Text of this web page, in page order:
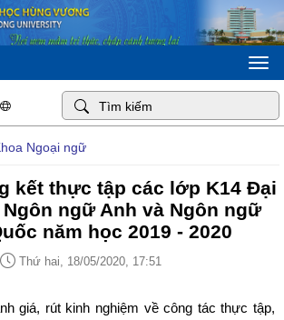
Ngoại ngữ
kết thực tập các lớp K14 Đại
ngữ Anh và Ngôn ngữ
năm học 2019 - 2020
Thứ hai, 18/05/2020, 17:51
giá, rút kinh nghiệm về công tác thực tập,